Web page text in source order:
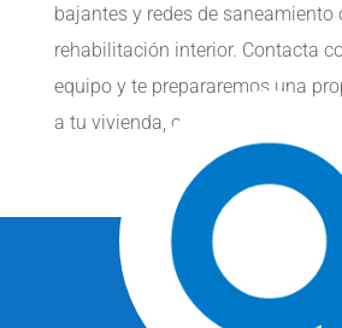
bajantes y redes de saneamiento
rehabilitación interior. Contacta
equipo y te prepararemos una
a tu vivienda, comunidad o